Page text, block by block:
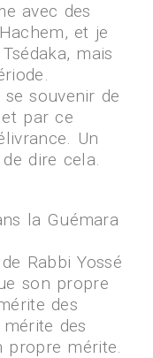
avec des
et je
mais
souvenir de
et par ce
Un
dire cela.
la Guémara
Rabbi Yossé
son propre
des
des
propre mérite.